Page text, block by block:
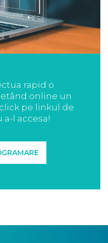
rapid o
online un
pe linkul de
l accesa!